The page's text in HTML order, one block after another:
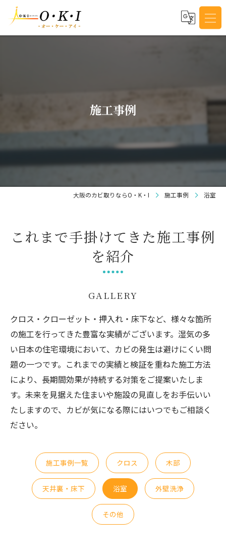
施工事例
大阪のカビ取りならO・K・I 施工事例 浴室
これまで手掛けてきた施工事例
を紹介
GALLERY
クロス・クローゼット・押入れ・床下など、様々な箇所
の施工を行ってきた豊富な実績がございます。湿気の多
い日本の住宅環境において、カビの発生は避けにくい問
題の一つです。これまでの実績と検証を重ねた施工方法
により、長期間効果が持続する対策をご提案いたしま
す。未来を見据えた住まいや施設の見直しをお手伝いい
たしますので、カビが気になる際にはいつでもご相談く
ださい。
施工事例一覧 クロス 木部
天井裏・床下 浴室 外壁洗浄
その他